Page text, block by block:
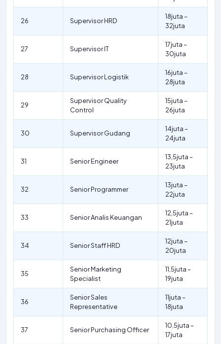
26 Supervisor HRD
18juta –
32juta
27 Supervisor IT
17juta –
30juta
28 Supervisor Logistik
16juta –
28juta
29
Supervisor Quality
Control
15juta –
26juta
30 Supervisor Gudang
14juta –
24juta
31 Senior Engineer
13,5juta –
23juta
32 Senior Programmer
13juta –
22juta
33 Senior Analis Keuangan
12,5juta –
21juta
34 Senior Staff HRD
12juta –
20juta
35
Senior Marketing
Specialist
11,5juta –
19juta
36
Senior Sales
Representative
11juta –
18juta
37 Senior Purchasing Officer
10,5juta –
17juta